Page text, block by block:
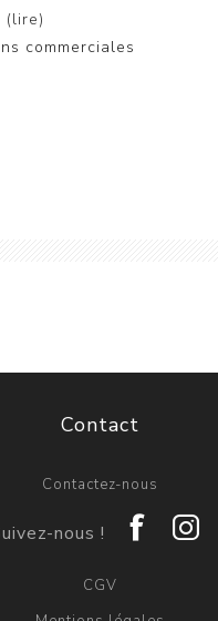
(lire)
commerciales
Contact
Contactez-nous
CGV